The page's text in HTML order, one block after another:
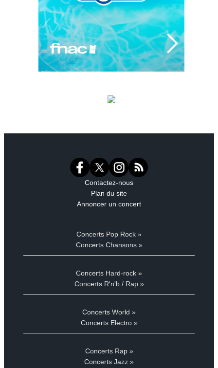
Contactez-nous
Plan du site
Annoncer un concert
Concerts Pop Rock »
Concerts Chansons »
Concerts Hard-rock »
Concerts R'n'b / Rap »
Concerts World »
Concerts Electro »
Concerts Rap »
Concerts Jazz »